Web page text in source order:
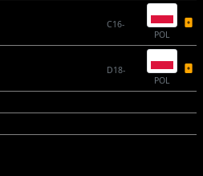
C16-
POL
D18-
POL